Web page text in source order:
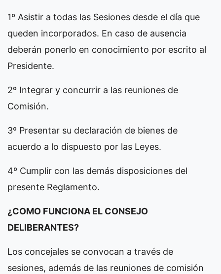
1º Asistir a todas las Sesiones desde el día que
queden incorporados. En caso de ausencia
deberán ponerlo en conocimiento por escrito al
Presidente.
2º Integrar y concurrir a las reuniones de
Comisión.
3º Presentar su declaración de bienes de
acuerdo a lo dispuesto por las Leyes.
4º Cumplir con las demás disposiciones del
presente Reglamento.
¿COMO FUNCIONA EL CONSEJO
DELIBERANTES?
Los concejales se convocan a través de
sesiones, además de las reuniones de comisión